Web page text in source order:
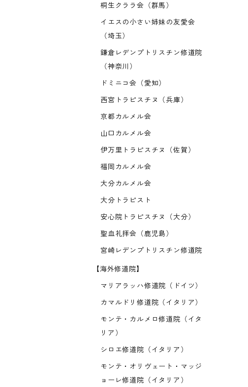
桐生クララ会（群馬）
イエスの小さい姉妹の友愛会
（埼玉）
鎌倉レデンプトリスチン修道院
（神奈川）
ドミニコ会（愛知）
西宮トラピスチヌ（兵庫）
京都カルメル会
山口カルメル会
伊万里トラピスチヌ（佐賀）
福岡カルメル会
大分カルメル会
大分トラピスト
安心院トラピスチヌ（大分）
聖血礼拝会（鹿児島）
宮崎レデンプトリスチン修道院
【海外修道院】
マリアラッハ修道院（ドイツ）
カマルドリ修道院（イタリア）
モンテ・カルメロ修道院（イタ
リア）
シロエ修道院（イタリア）
モンテ・オリヴェート・マッジ
ョーレ修道院（イタリア）